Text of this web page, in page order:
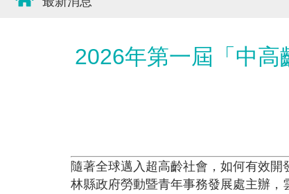
2026年第一屆「中
隨著全球邁入超高齡社會，如何有效
林縣政府勞動暨青年事務發展處主辦